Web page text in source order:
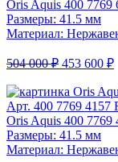
Oris Aquis 400 7769
Размеры: 41.5 мм
Материал:
504 000 ₽ 453 600 ₽
Арт. 400 7769 4157
Oris Aquis 400 7769
Размеры: 41.5 мм
Материал: